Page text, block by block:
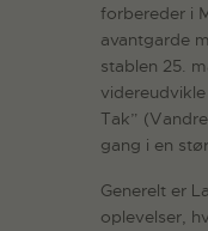
forbereder i
avantgarde
stablen 25.
Tak”
gang i en
Generelt er
oplevelser,